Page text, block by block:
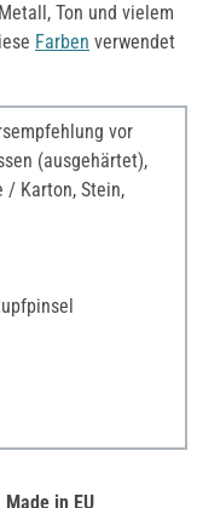
Ton und vielem
Farben verwendet
vor
(ausgehärtet),
/ Karton, Stein,
Made in EU